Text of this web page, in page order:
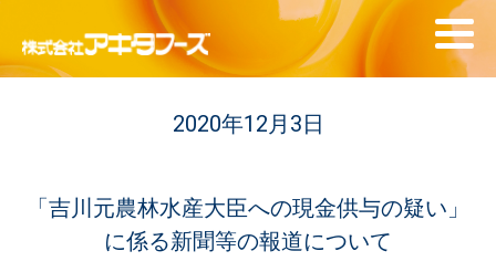
2020年12月3日
「吉川元農林水産大臣への現金供与の疑い」
に係る新聞等の報道について